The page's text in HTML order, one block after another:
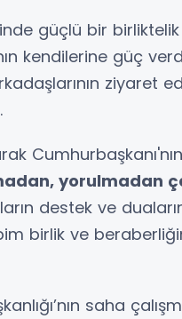
güçlü bir
kendilerine güç
ziyaret
yorulmadan
destek ve
birlik ve
saha